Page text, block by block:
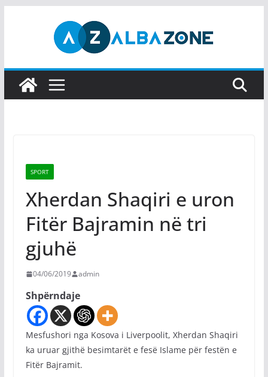
SPORT
Xherdan Shaqiri e uron
Fitër Bajramin në tri
gjuhë
04/06/2019 admin
Shpërndaje
Mesfushori nga Kosova i Liverpoolit, Xherdan Shaqiri
ka uruar gjithë besimtarët e fesë Islame për festën e
Fitër Bajramit.